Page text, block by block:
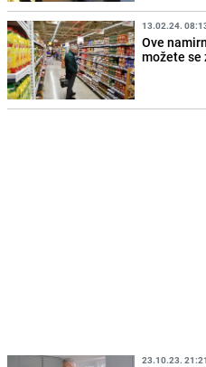
13.02.24.
Ove
možete
23.10.23. 21:21